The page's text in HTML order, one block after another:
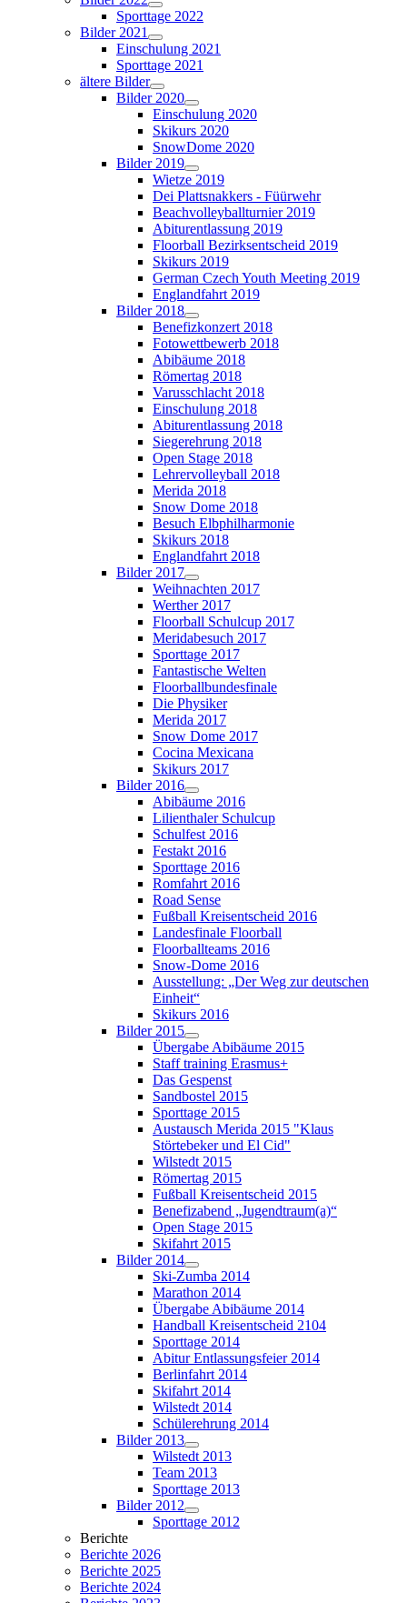
Sporttage 2022
Bilder 2021
Einschulung 2021
Sporttage 2021
ältere Bilder
Bilder 2020
Einschulung 2020
Skikurs 2020
SnowDome 2020
Bilder 2019
Wietze 2019
Dei Plattsnakkers - Füürwehr
Beachvolleyballturnier 2019
Abiturentlassung 2019
Floorball Bezirksentscheid 2019
Skikurs 2019
German Czech Youth Meeting 2019
Englandfahrt 2019
Bilder 2018
Benefizkonzert 2018
Fotowettbewerb 2018
Abibäume 2018
Römertag 2018
Varusschlacht 2018
Einschulung 2018
Abiturentlassung 2018
Siegerehrung 2018
Open Stage 2018
Lehrervolleyball 2018
Merida 2018
Snow Dome 2018
Besuch Elbphilharmonie
Skikurs 2018
Englandfahrt 2018
Bilder 2017
Weihnachten 2017
Werther 2017
Floorball Schulcup 2017
Meridabesuch 2017
Sporttage 2017
Fantastische Welten
Floorballbundesfinale
Die Physiker
Merida 2017
Snow Dome 2017
Cocina Mexicana
Skikurs 2017
Bilder 2016
Abibäume 2016
Lilienthaler Schulcup
Schulfest 2016
Festakt 2016
Sporttage 2016
Romfahrt 2016
Road Sense
Fußball Kreisentscheid 2016
Landesfinale Floorball
Floorballteams 2016
Snow-Dome 2016
Ausstellung: „Der Weg zur deutschen
Einheit“
Skikurs 2016
Bilder 2015
Übergabe Abibäume 2015
Staff training Erasmus+
Das Gespenst
Sandbostel 2015
Sporttage 2015
Austausch Merida 2015 "Klaus
Störtebeker und El Cid"
Wilstedt 2015
Römertag 2015
Fußball Kreisentscheid 2015
Benefizabend „Jugendtraum(a)“
Open Stage 2015
Skifahrt 2015
Bilder 2014
Ski-Zumba 2014
Marathon 2014
Übergabe Abibäume 2014
Handball Kreisentscheid 2104
Sporttage 2014
Abitur Entlassungsfeier 2014
Berlinfahrt 2014
Skifahrt 2014
Wilstedt 2014
Schülerehrung 2014
Bilder 2013
Wilstedt 2013
Team 2013
Sporttage 2013
Bilder 2012
Sporttage 2012
Berichte
Berichte 2026
Berichte 2025
Berichte 2024